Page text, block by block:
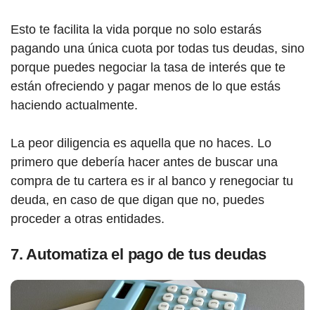
Esto te facilita la vida porque no solo estarás
pagando una única cuota por todas tus deudas, sino
porque puedes negociar la tasa de interés que te
están ofreciendo y pagar menos de lo que estás
haciendo actualmente.
La peor diligencia es aquella que no haces. Lo
primero que debería hacer antes de buscar una
compra de tu cartera es ir al banco y renegociar tu
deuda, en caso de que digan que no, puedes
proceder a otras entidades.
7. Automatiza el pago de tus deudas